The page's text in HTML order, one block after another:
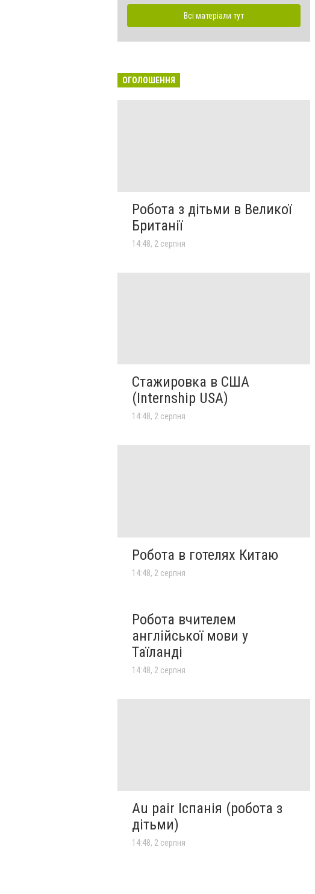
Всі матеріали тут
ОГОЛОШЕННЯ
Робота з дітьми в Великої
Британії
14:48, 2 серпня
Стажировка в США
(Internship USA)
14:48, 2 серпня
Робота в готелях Китаю
14:48, 2 серпня
Робота вчителем
англійської мови у
Таїланді
14:48, 2 серпня
Au pair Іспанія (робота з
дітьми)
14:48, 2 серпня